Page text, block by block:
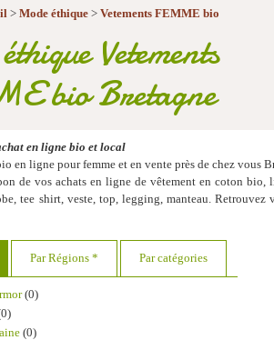
> Mode éthique > Vetements FEMME bio
Vetements
bio Bretagne
en ligne bio et local
en ligne pour femme et en vente près de chez vous
de vos achats en ligne de vêtement en coton bio,
tee shirt, veste, top, legging, manteau. Retrouvez
Par Régions * Par catégories
(0)
(0)